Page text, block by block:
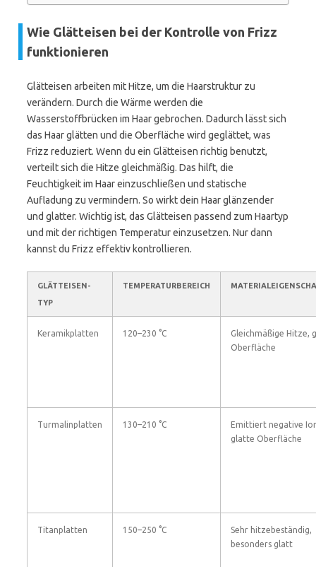
Wie Glätteisen bei der Kontrolle von Frizz
funktionieren
Glätteisen arbeiten mit Hitze, um die Haarstruktur zu
verändern. Durch die Wärme werden die
Wasserstoffbrücken im Haar gebrochen. Dadurch lässt sich
das Haar glätten und die Oberfläche wird geglättet, was
Frizz reduziert. Wenn du ein Glätteisen richtig benutzt,
verteilt sich die Hitze gleichmäßig. Das hilft, die
Feuchtigkeit im Haar einzuschließen und statische
Aufladung zu vermindern. So wirkt dein Haar glänzender
und glatter. Wichtig ist, das Glätteisen passend zum Haartyp
und mit der richtigen Temperatur einzusetzen. Nur dann
kannst du Frizz effektiv kontrollieren.
GLÄTTEISEN-
TYP
TEMPERATURBEREICH
Keramikplatten 120–230 °C
Gleichmäßige Hitze,
Oberfläche
Turmalinplatten 130–210 °C
Emittiert negative
glatte Oberfläche
Titanplatten 150–250 °C
Sehr hitzebeständig,
besonders glatt